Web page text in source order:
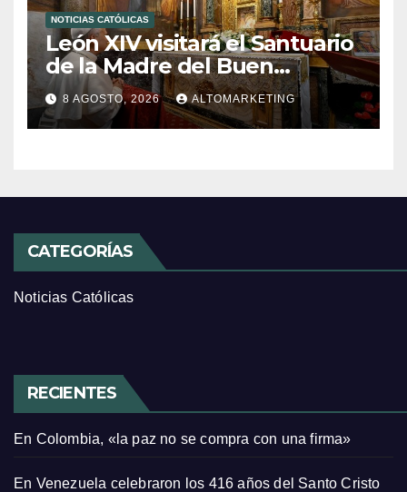
NOTICIAS CATÓLICAS
León XIV visitará el Santuario
de la Madre del Buen
Consejo de Genazzano
8 AGOSTO, 2026 ALTOMARKETING
CATEGORÍAS
Noticias Católicas
RECIENTES
En Colombia, «la paz no se compra con una firma»
En Venezuela celebraron los 416 años del Santo Cristo